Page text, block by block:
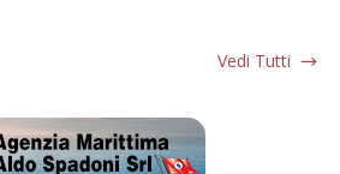
Vedi Tutti